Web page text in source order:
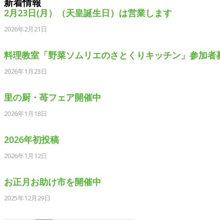
2月23日(月）（天皇誕生日）は営業します
2026年2月21日
料理教室「野菜ソムリエのさとくりキッチン」参加者
2026年1月23日
里の厨・苺フェア開催中
2026年1月18日
2026年初投稿
2026年1月12日
お正月お助け市を開催中
2025年12月29日